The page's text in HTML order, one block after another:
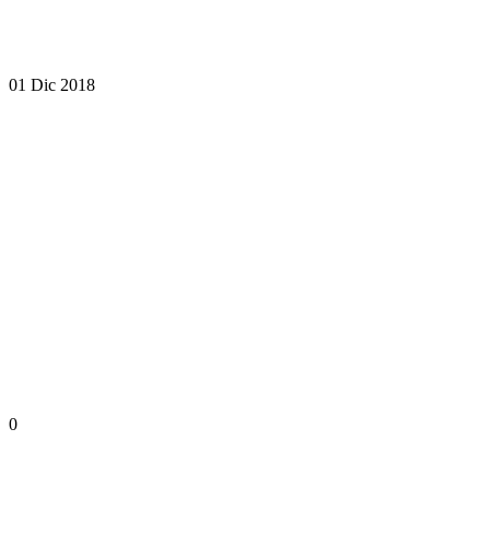
01 Dic 2018
0